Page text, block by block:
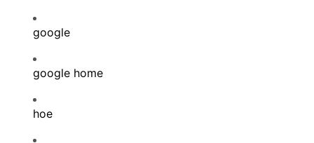
google
google home
hoe